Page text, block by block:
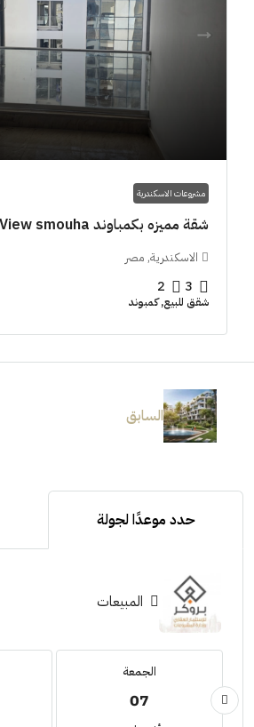
مشروعات الاسكندرية
شقة مميزه بكمباوند 173m Grand View smouha
الاسكندرية, مصر
3
2
شقق للبيع, كمبوند
السابق
حدد موعدًا لجولة
المبيعات
الجمعة
07